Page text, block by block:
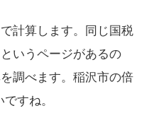
計算します。同じ国税
いうページがあるの
調べます。稲沢市の倍
すね。